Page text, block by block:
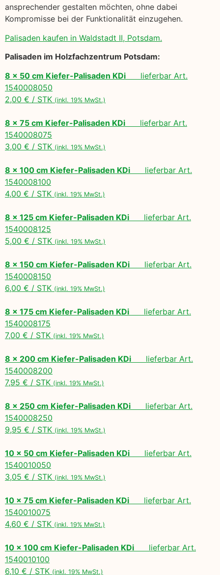
ansprechender gestalten möchten, ohne dabei
Kompromisse bei der Funktionalität einzugehen.
Palisaden kaufen in Waldstadt II, Potsdam.
Palisaden im Holzfachzentrum Potsdam:
8 x 50 cm Kiefer-Palisaden KDi lieferbar Art.
1540008050
2,00 € / STK (inkl. 19% MwSt.)
8 x 75 cm Kiefer-Palisaden KDi lieferbar Art.
1540008075
3,00 € / STK (inkl. 19% MwSt.)
8 x 100 cm Kiefer-Palisaden KDi lieferbar Art.
1540008100
4,00 € / STK (inkl. 19% MwSt.)
8 x 125 cm Kiefer-Palisaden KDi lieferbar Art.
1540008125
5,00 € / STK (inkl. 19% MwSt.)
8 x 150 cm Kiefer-Palisaden KDi lieferbar Art.
1540008150
6,00 € / STK (inkl. 19% MwSt.)
8 x 175 cm Kiefer-Palisaden KDi lieferbar Art.
1540008175
7,00 € / STK (inkl. 19% MwSt.)
8 x 200 cm Kiefer-Palisaden KDi lieferbar Art.
1540008200
7,95 € / STK (inkl. 19% MwSt.)
8 x 250 cm Kiefer-Palisaden KDi lieferbar Art.
1540008250
9,95 € / STK (inkl. 19% MwSt.)
10 x 50 cm Kiefer-Palisaden KDi lieferbar Art.
1540010050
3,05 € / STK (inkl. 19% MwSt.)
10 x 75 cm Kiefer-Palisaden KDi lieferbar Art.
1540010075
4,60 € / STK (inkl. 19% MwSt.)
10 x 100 cm Kiefer-Palisaden KDi lieferbar Art.
1540010100
6,10 € / STK (inkl. 19% MwSt.)